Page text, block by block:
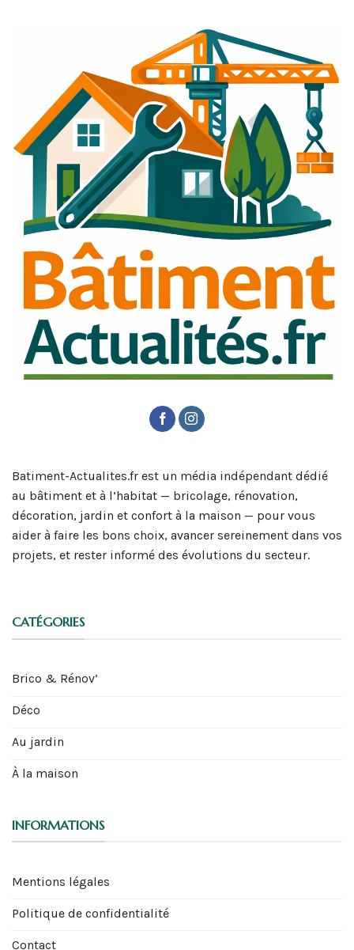
Batiment-Actualites.fr est un média indépendant dédié
au bâtiment et à l’habitat — bricolage, rénovation,
décoration, jardin et confort à la maison — pour vous
aider à faire les bons choix, avancer sereinement dans vos
projets, et rester informé des évolutions du secteur.
CATÉGORIES
Brico & Rénov’
Déco
Au jardin
À la maison
INFORMATIONS
Mentions légales
Politique de confidentialité
Contact